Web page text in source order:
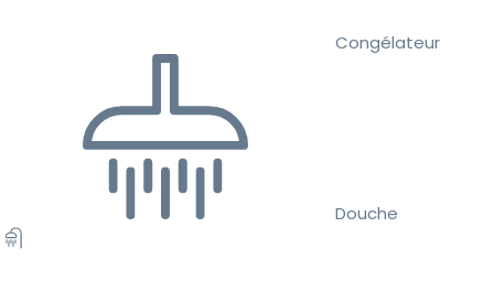
Congélateur
Douche